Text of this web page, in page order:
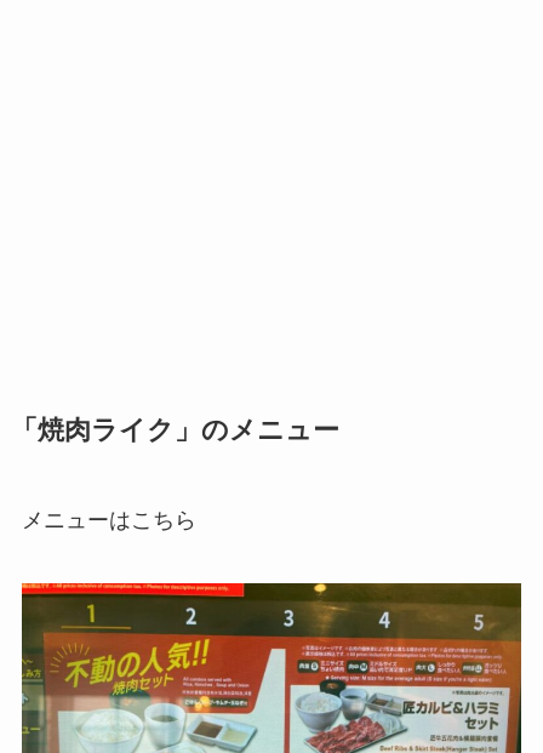
「焼肉ライク」のメニュー
メニューはこちら